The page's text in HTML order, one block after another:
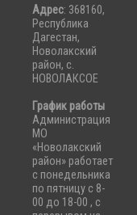
Адрес: 368160,
Республика
Дагестан,
Новолакский
район, с.
НОВОЛАКСОЕ
График работы
Администрация
МО
«Новолакский
район» работает
с понедельника
по пятницу с 8-
00 до 18-00 , с